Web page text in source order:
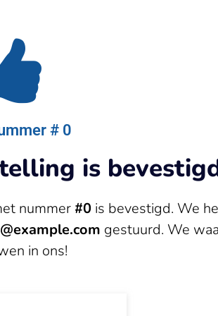
# 0
is
nummer#0is bevestigd. We
gestuurd. We
in ons!